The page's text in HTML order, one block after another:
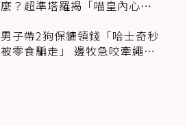
麼？超準塔羅揭「喵皇內心
男子帶2狗保鑣領錢「哈士奇秒
被零食騙走」 邊牧急咬牽繩拽